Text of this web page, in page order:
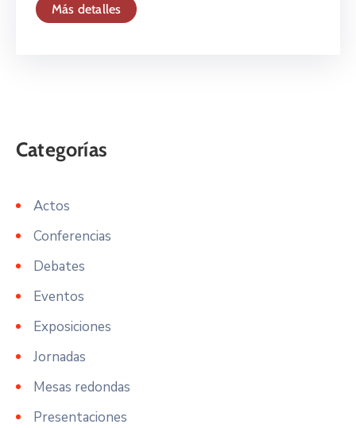
Más detalles
Actos
Conferencias
Debates
Eventos
Exposiciones
Jornadas
Mesas redondas
Presentaciones